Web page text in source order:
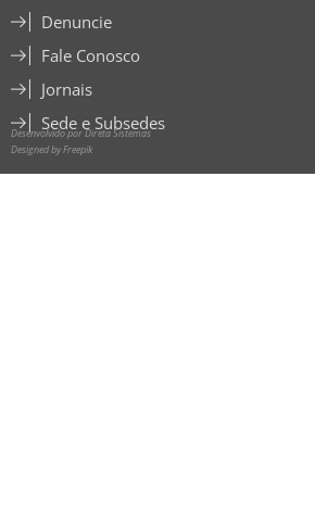
Denuncie
Fale Conosco
Jornais
Sede e Subsedes
Desenvolvido por Direta Sistemas
Designed by Freepik